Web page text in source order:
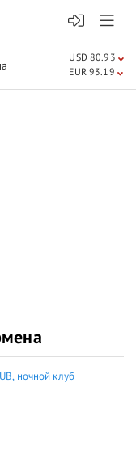
ночной клуб
USD 80.93
EUR 93.19